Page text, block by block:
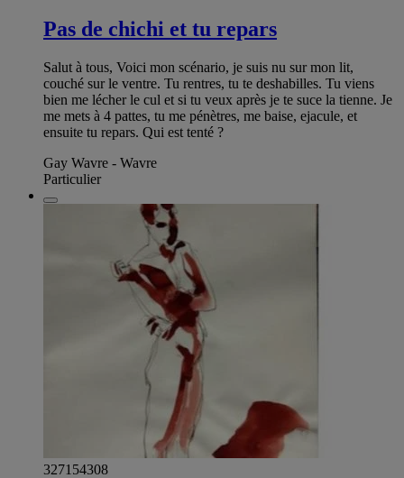
Pas de chichi et tu repars
Salut à tous, Voici mon scénario, je suis nu sur mon lit,
couché sur le ventre. Tu rentres, tu te deshabilles. Tu viens
bien me lécher le cul et si tu veux après je te suce la tienne. Je
me mets à 4 pattes, tu me pénètres, me baise, ejacule, et
ensuite tu repars. Qui est tenté ?
Gay Wavre - Wavre
Particulier
327154308